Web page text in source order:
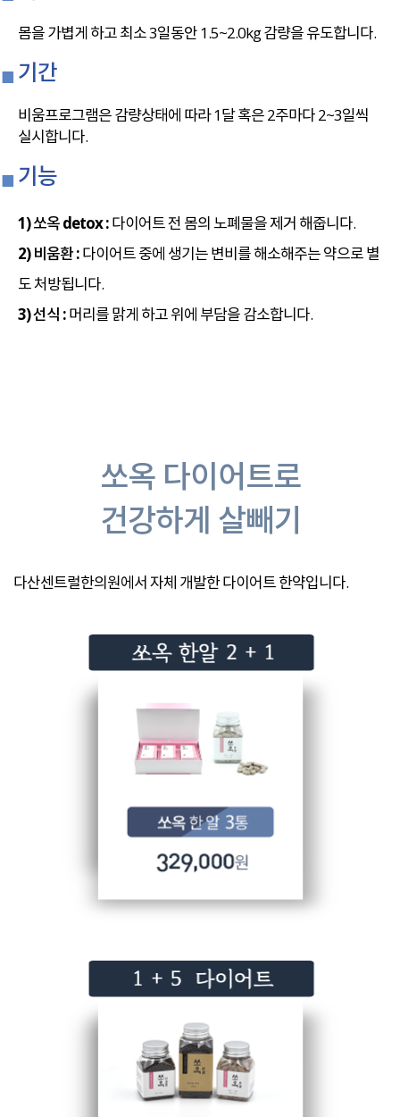
몸을 가볍게 하고 최소 3일동안 1.5~2.0kg 감량을 유도합니다.
▪기간
비움프로그램은 감량상태에 따라 1달 혹은 2주마다 2~3일씩
실시합니다.
▪기능
1) 쏘옥 detox :다이어트 전 몸의 노폐물을 제거 해줍니다.
2) 비움환 :다이어트 중에 생기는 변비를 해소해주는 약으로 별
도 처방됩니다.
3) 선식 :머리를 맑게 하고 위에 부담을 감소합니다.
쏘옥 다이어트로
건강하게 살빼기
다산센트럴한의원에서 자체 개발한 다이어트 한약입니다.